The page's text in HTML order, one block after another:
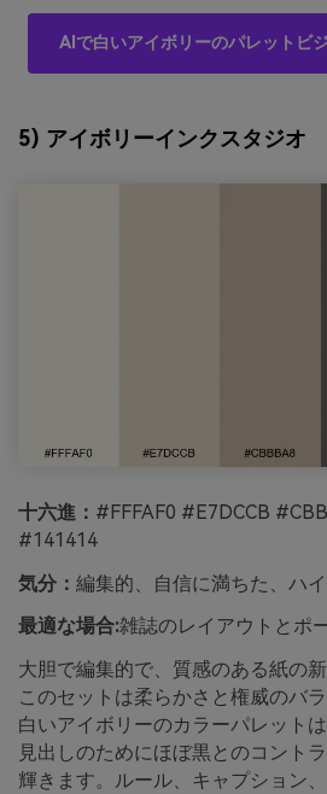
AIで白いアイボリーのパレットビ
5) アイボリーインクスタジオ
十六進： #FFFAF0 #E7DCCB
#141414
気分： 編集的、自信に満ちた、ハ
最適な場合:雑誌のレイアウトとポ
大胆で編集的で、質感のある紙の
このセットは柔らかさと権威のバ
白いアイボリーのカラーパレット
見出しのためにほぼ黒とのコント
輝きます。ルール、キャプション